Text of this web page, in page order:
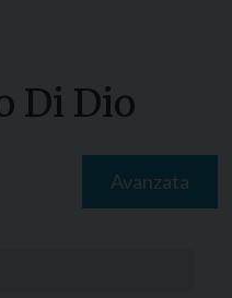
Di Dio
Avanzata